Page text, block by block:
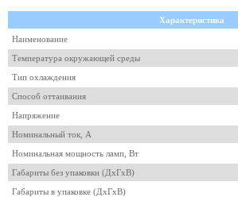
Характеристика
Наименование
Температура окружающей среды
Тип охлаждения
Способ оттаивания
Напряжение
Номинальный ток, A
Номинальная мощность ламп, Вт
Габариты без упаковки (ДхГхВ)
Габариты в упаковке (ДхГхВ)